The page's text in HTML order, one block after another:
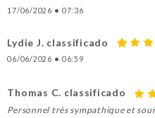
17/06/2026 • 07:36
Lydie J. classificado
06/06/2026 • 06:59
Thomas C. classificado
Personnel très sympathique et